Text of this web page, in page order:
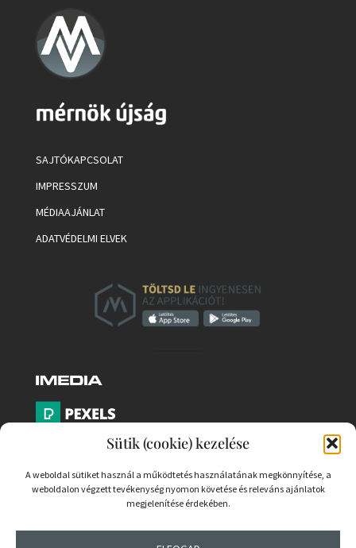
Sütik (cookie) kezelése
A weboldal sütiket használ a működtetés használatának megkönnyítése, a
weboldalon végzett tevékenység nyomon követése és releváns ajánlatok
megjelenítése érdekében.
SAJTÓKAPCSOLAT
IMPRESSZUM
MÉDIAAJÁNLAT
ADATVÉDELMI ELVEK
PARTNEREK